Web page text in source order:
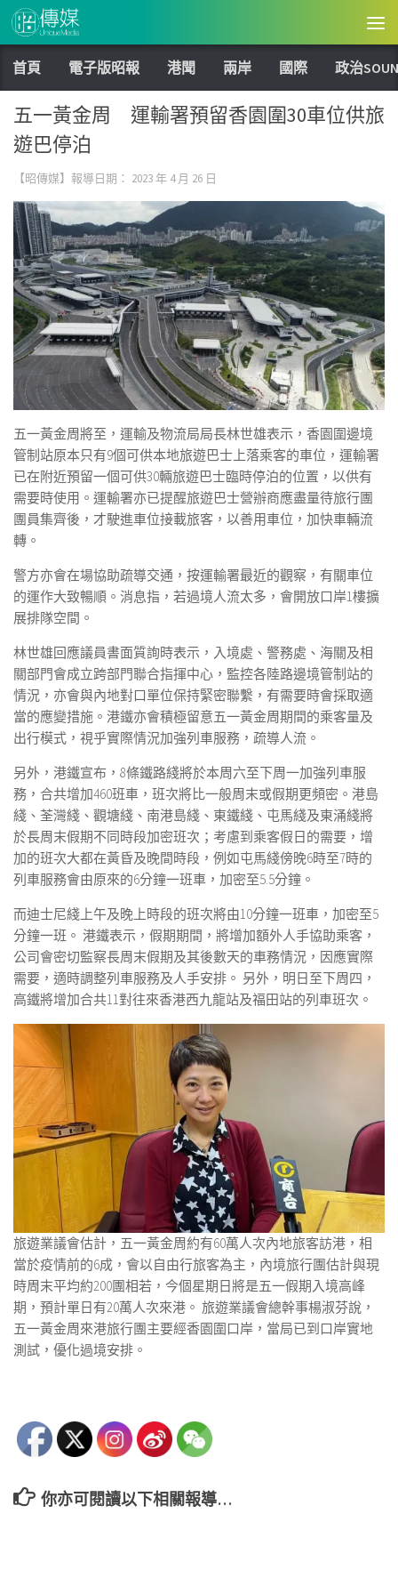
Skip to content
首頁 電子版昭報 港聞 兩岸 國際 政治
五一黃金周 運輸署預留香園圍30車位供旅
遊巴停泊
【昭傳媒】報導日期： 2023 年 4 月 26 日
五一黃金周將至，運輸及物流局局長林世雄表示，香園圍邊境
管制站原本只有9個可供本地旅遊巴士上落乘客的車位，運輸署
已在附近預留一個可供30輛旅遊巴士臨時停泊的位置，以供有
需要時使用。運輸署亦已提醒旅遊巴士營辦商應盡量待旅行團
團員集齊後，才駛進車位接載旅客，以善用車位，加快車輛流
轉。
警方亦會在場協助疏導交通，按運輸署最近的觀察，有關車位
的運作大致暢順。消息指，若過境人流太多，會開放口岸1樓擴
展排隊空間。
林世雄回應議員書面質詢時表示，入境處、警務處、海關及相
關部門會成立跨部門聯合指揮中心，監控各陸路邊境管制站的
情況，亦會與內地對口單位保持緊密聯繫，有需要時會採取適
當的應變措施。港鐵亦會積極留意五一黃金周期間的乘客量及
出行模式，視乎實際情況加強列車服務，疏導人流。
另外，港鐵宣布，8條鐵路綫將於本周六至下周一加強列車服
務，合共增加460班車，班次將比一般周末或假期更頻密。港島
綫、荃灣綫、觀塘綫、南港島綫、東鐵綫、屯馬綫及東涌綫將
於長周末假期不同時段加密班次；考慮到乘客假日的需要，增
加的班次大都在黃昏及晚間時段，例如屯馬綫傍晚6時至7時的
列車服務會由原來的6分鐘一班車，加密至5.5分鐘。
而迪士尼綫上午及晚上時段的班次將由10分鐘一班車，加密至5
分鐘一班。 港鐵表示，假期期間，將增加額外人手協助乘客，
公司會密切監察長周末假期及其後數天的車務情況，因應實際
需要，適時調整列車服務及人手安排。 另外，明日至下周四，
高鐵將增加合共11對往來香港西九龍站及福田站的列車班次。
旅遊業議會估計，五一黃金周約有60萬人次內地旅客訪港，相
當於疫情前的6成，會以自由行旅客為主，內境旅行團估計與現
時周末平均約200團相若，今個星期日將是五一假期入境高峰
期，預計單日有20萬人次來港。 旅遊業議會總幹事楊淑芬說，
五一黃金周來港旅行團主要經香園圍口岸，當局已到口岸實地
測試，優化過境安排。
你亦可閱讀以下相關報導…